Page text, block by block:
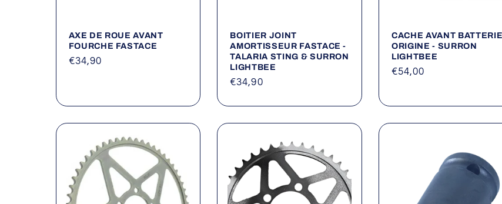
AXE DE ROUE AVANT
FOURCHE FASTACE
Prix
€34,90
BOITIER JOINT
AMORTISSEUR FASTACE -
TALARIA STING & SURRON
LIGHTBEE
Prix
€34,90
CACHE AVANT BATTERIE
ORIGINE - SURRON
LIGHTBEE
Prix
€54,00